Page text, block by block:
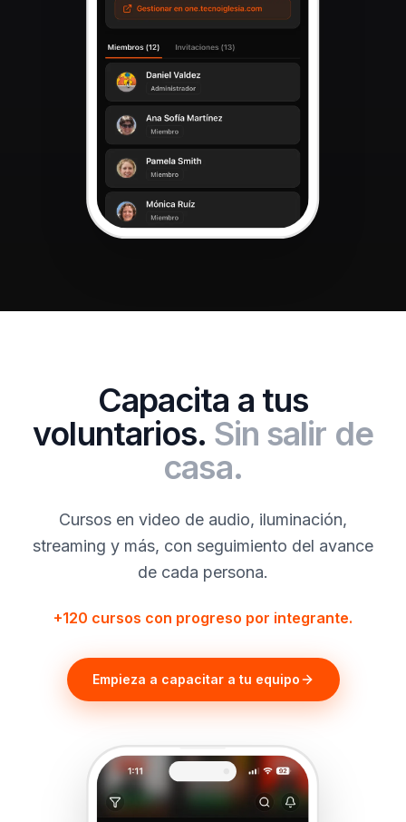
Capacita a tus
voluntarios. Sin salir de
casa.
Cursos en video de audio, iluminación,
streaming y más, con seguimiento del avance
de cada persona.
+120 cursos con progreso por integrante.
Empieza a capacitar a tu equipo